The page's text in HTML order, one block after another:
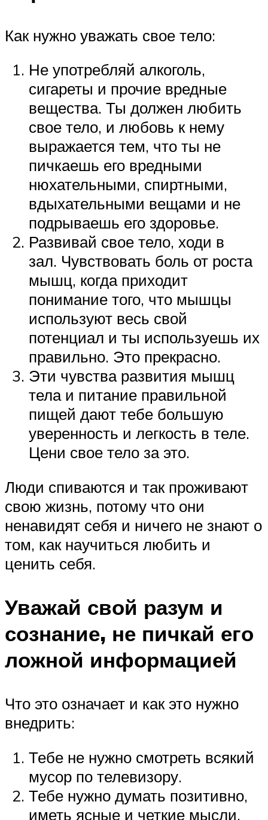
Как нужно уважать свое тело:
Не употребляй алкоголь,
сигареты и прочие вредные
вещества. Ты должен любить
свое тело, и любовь к нему
выражается тем, что ты не
пичкаешь его вредными
нюхательными, спиртными,
вдыхательными вещами и не
подрываешь его здоровье.
Развивай свое тело, ходи в
зал. Чувствовать боль от роста
мышц, когда приходит
понимание того, что мышцы
используют весь свой
потенциал и ты используешь их
правильно. Это прекрасно.
Эти чувства развития мышц
тела и питание правильной
пищей дают тебе большую
уверенность и легкость в теле.
Цени свое тело за это.
Люди спиваются и так проживают
свою жизнь, потому что они
ненавидят себя и ничего не знают о
том, как научиться любить и
ценить себя.
Уважай свой разум и
сознание, не пичкай его
ложной информацией
Что это означает и как это нужно
внедрить:
Тебе не нужно смотреть всякий
мусор по телевизору.
Тебе нужно думать позитивно,
иметь ясные и четкие мысли.